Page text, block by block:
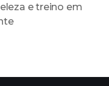
e treino em